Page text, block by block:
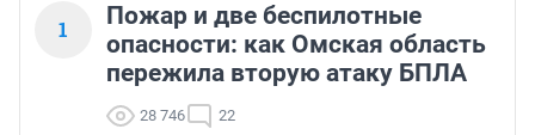
1
Пожар и две беспилотные
опасности: как Омская область
пережила вторую атаку БПЛА
28 746 22